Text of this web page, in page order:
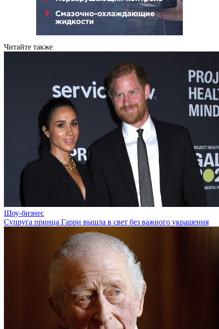
Читайте также
Шоу-бизнес
Супруга принца Гарри вышла в свет без важного украшения